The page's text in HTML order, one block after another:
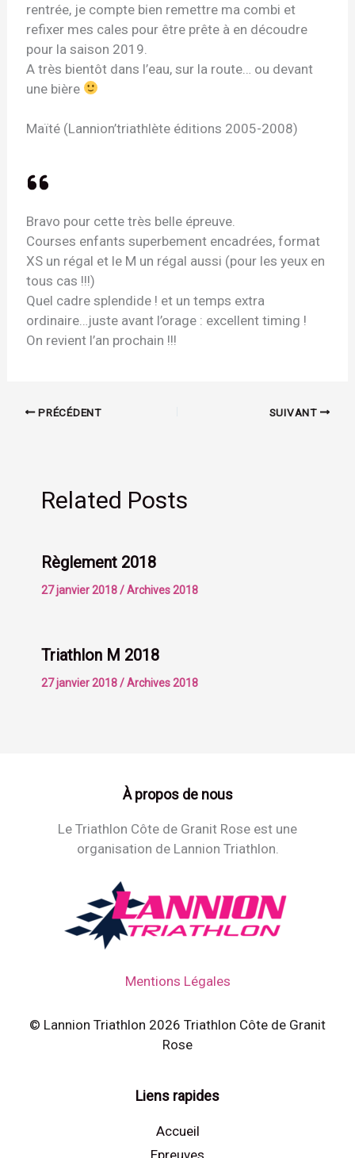
rentrée, je compte bien remettre ma combi et
refixer mes cales pour être prête à en découdre
pour la saison 2019.
A très bientôt dans l’eau, sur la route… ou devant
une bière
Maïté (Lannion’triathlète éditions 2005-2008)
Bravo pour cette très belle épreuve.
Courses enfants superbement encadrées, format
XS un régal et le M un régal aussi (pour les yeux en
tous cas !!!)
Quel cadre splendide ! et un temps extra
ordinaire…juste avant l’orage : excellent timing !
On revient l’an prochain !!!
PRÉCÉDENT SUIVANT
Related Posts
Règlement 2018
27 janvier 2018/Archives 2018
Triathlon M 2018
27 janvier 2018/Archives 2018
À propos de nous
Le Triathlon Côte de Granit Rose est une
organisation de Lannion Triathlon.
Mentions Légales
© Lannion Triathlon 2026 Triathlon Côte de Granit
Rose
Liens rapides
Accueil
Epreuves